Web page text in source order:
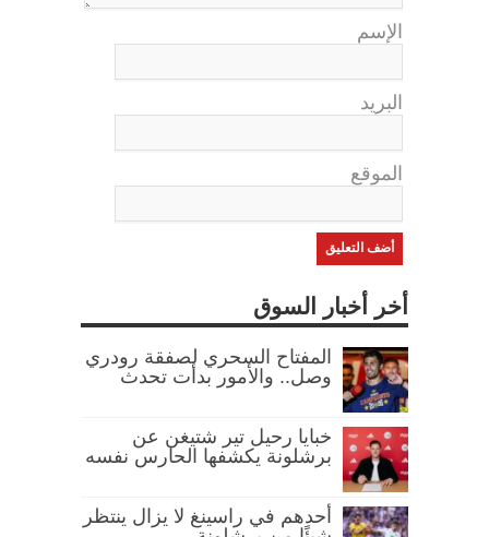
الإسم
البريد
الموقع
أخر أخبار السوق
المفتاح السحري لصفقة رودري
وصل.. والأمور بدأت تحدث
خبايا رحيل تير شتيغن عن
برشلونة يكشفها الحارس نفسه
أحدهم في راسينغ لا يزال ينتظر